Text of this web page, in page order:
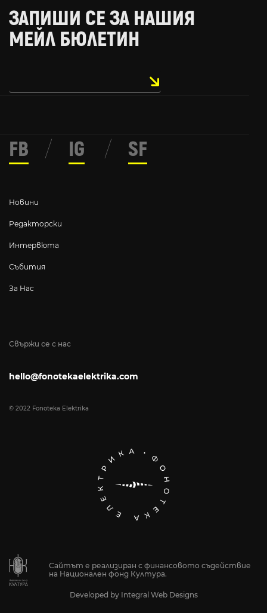
ЗАПИШИ СЕ ЗА НАШИЯ
МЕЙЛ БЮЛЕТИН
Свържи се с нас
hello@fonotekaelektrika.com
© 2022 Fonoteka Elektrika
Новини
Редакторски
Интервюта
Събития
За Нас
FB / IG / SF
Сайтът е реализиран с финансовото съдействие
на Национален фонд Култура.
Developed by Integral Web Designs